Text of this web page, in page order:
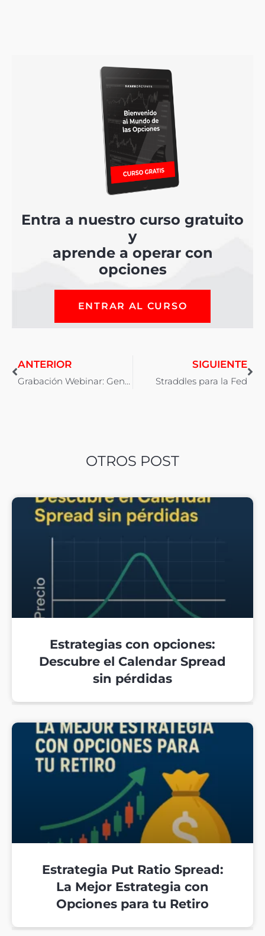
Entra a nuestro curso gratuito
y
aprende a operar con
opciones
ENTRAR AL CURSO
ANTERIOR
Grabación Webinar: Generación de Ingresos con Opciones. Sistemas de Trading con Opciones.
SIGUIENTE
Straddles para la Fed
OTROS POST
Estrategias con opciones:
Descubre el Calendar Spread
sin pérdidas
Estrategia Put Ratio Spread:
La Mejor Estrategia con
Opciones para tu Retiro